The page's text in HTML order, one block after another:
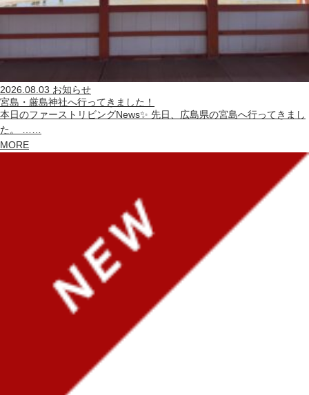
2026.08.03 お知らせ
宮島・厳島神社へ行ってきました！
本日のファーストリビングNews✨ 先日、広島県の宮島へ行ってきまし
た。 ……
MORE